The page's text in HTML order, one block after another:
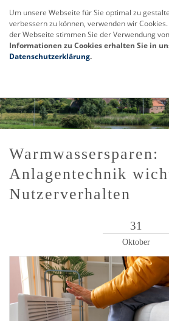
Warmwassersparen:
Anlagentechnik
Nutzerverhalten
31
Oktober
Um unsere Webseite für Sie optimal zu
verbessern zu können, verwenden wir
der Webseite stimmen Sie der Verwendung
Informationen zu Cookies erhalten Sie in
Datenschutzerklärung.